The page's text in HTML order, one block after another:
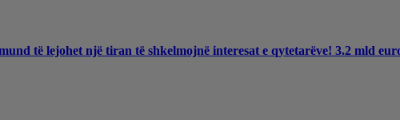
të lejohet një tiran të shkelmojnë interesat e qytetarëve! 3.2 mld